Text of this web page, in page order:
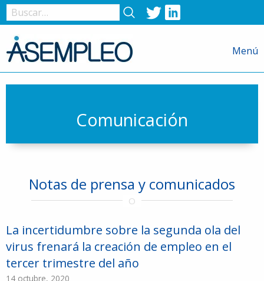
Twitter
de
usuario
o
correo
Contraseña
Menú
Comunicación
Notas de prensa y comunicados
La incertidumbre sobre la segunda ola del
virus frenará la creación de empleo en el
tercer trimestre del año
14 octubre, 2020